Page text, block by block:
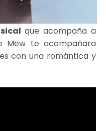
que acompaña a
Mew te acompañara
con una romántica y